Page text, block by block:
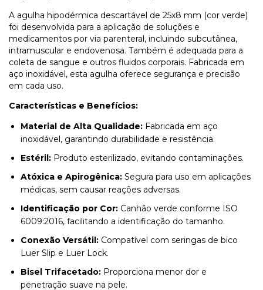
A agulha hipodérmica descartável de 25x8 mm (cor verde)
foi desenvolvida para a aplicação de soluções e
medicamentos por via parenteral, incluindo subcutânea,
intramuscular e endovenosa. Também é adequada para a
coleta de sangue e outros fluidos corporais. Fabricada em
aço inoxidável, esta agulha oferece segurança e precisão
em cada uso.
Características e Benefícios:
Material de Alta Qualidade: Fabricada em aço
inoxidável, garantindo durabilidade e resistência.
Estéril: Produto esterilizado, evitando contaminações.
Atóxica e Apirogênica: Segura para uso em aplicações
médicas, sem causar reações adversas.
Identificação por Cor: Canhão verde conforme ISO
6009:2016, facilitando a identificação do tamanho.
Conexão Versátil: Compatível com seringas de bico
Luer Slip e Luer Lock.
Bisel Trifacetado: Proporciona menor dor e
penetração suave na pele.